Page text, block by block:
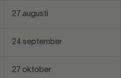
27 augusti
24 september
27 oktober